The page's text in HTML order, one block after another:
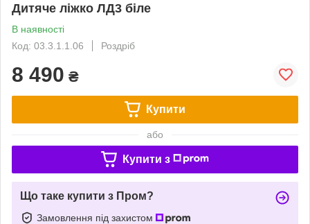
Дитяче ліжко ЛД3 біле
В наявності
Код: 03.3.1.1.06
Роздріб
8 490 ₴
Купити
або
Купити з
Що таке купити з Пром?
Замовлення під захистом